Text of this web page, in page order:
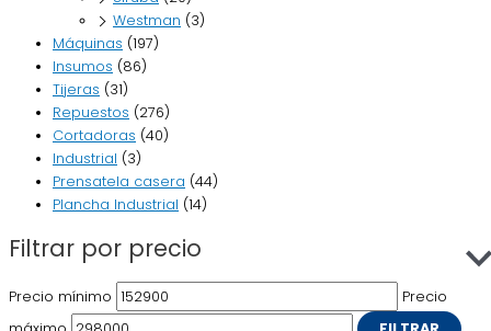
Westman (3)
Máquinas (197)
Insumos (86)
Tijeras (31)
Repuestos (276)
Cortadoras (40)
Industrial (3)
Prensatela casera (44)
Plancha Industrial (14)
Filtrar por precio
Precio mínimo
Precio